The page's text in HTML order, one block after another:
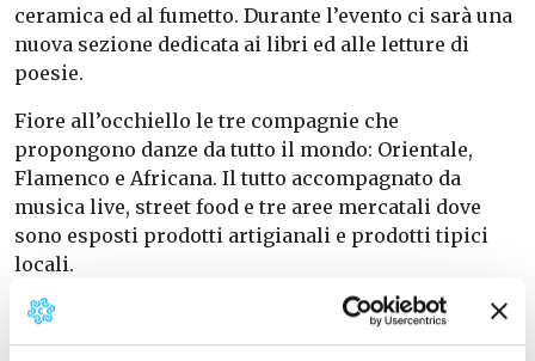
ceramica ed al fumetto. Durante l’evento ci sarà una
nuova sezione dedicata ai libri ed alle letture di
poesie.
Fiore all’occhiello le tre compagnie che
propongono danze da tutto il mondo: Orientale,
Flamenco e Africana. Il tutto accompagnato da
musica live, street food e tre aree mercatali dove
sono esposti prodotti artigianali e prodotti tipici
locali.
Programma alla